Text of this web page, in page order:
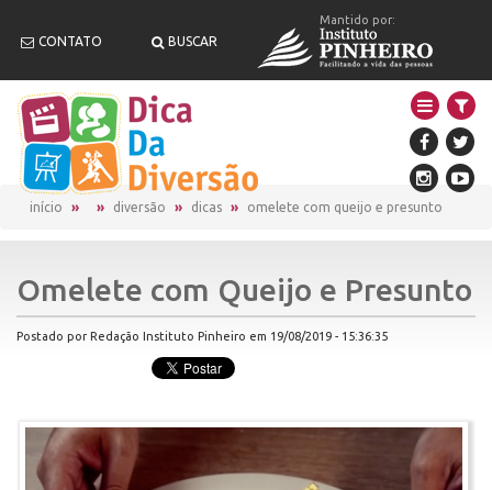
CONTATO BUSCAR
Mantido por:
início diversão dicas omelete com queijo e presunto
Omelete com Queijo e Presunto
Postado por Redação Instituto Pinheiro em 19/08/2019 - 15:36:35